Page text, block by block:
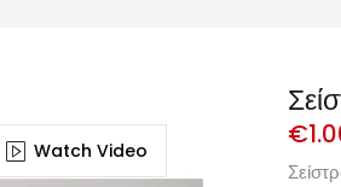
Watch Video €